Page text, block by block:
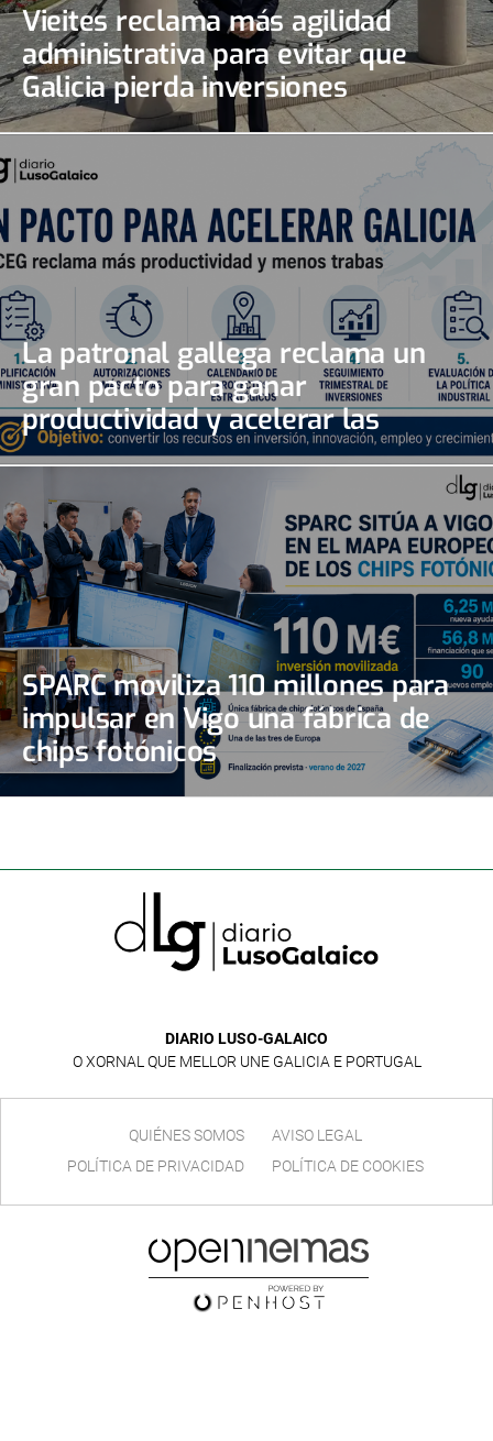
Vieites reclama más agilidad
administrativa para evitar que
Galicia pierda inversiones
La patronal gallega reclama un
gran pacto para ganar
productividad y acelerar las
inversiones
SPARC moviliza 110 millones para
impulsar en Vigo una fábrica de
chips fotónicos
DIARIO LUSO-GALAICO
O XORNAL QUE MELLOR UNE GALICIA E PORTUGAL
QUIÉNES SOMOS
AVISO LEGAL
POLÍTICA DE PRIVACIDAD
POLÍTICA DE COOKIES